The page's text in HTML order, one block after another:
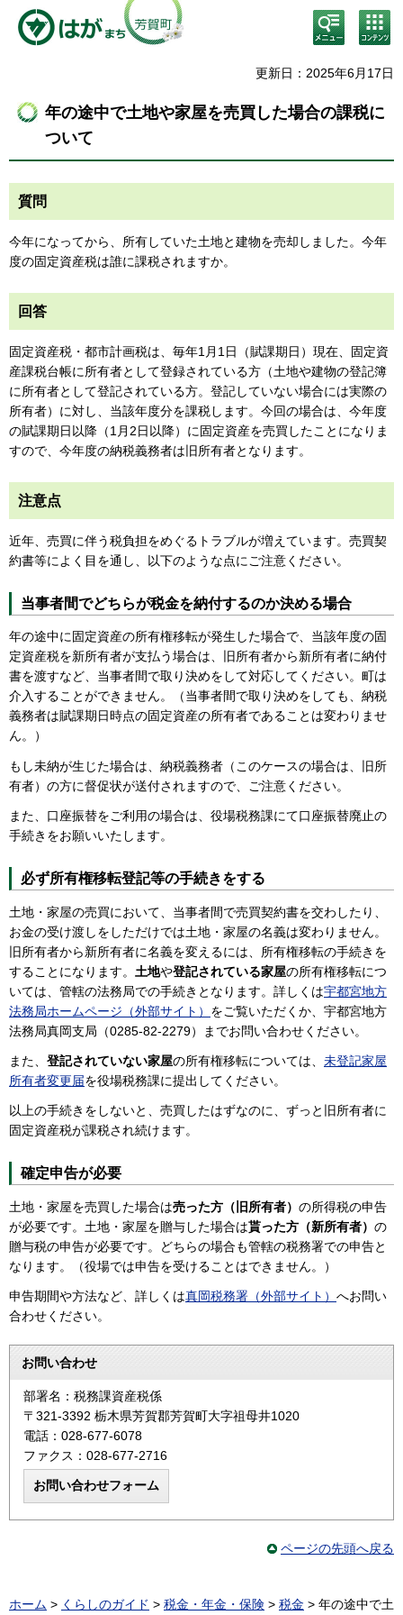
検
索・
メニ
コン
テン
ニュ
更新日：2025年6月17日
年の途中で土地や家屋を売買した場合の課税に
ついて
質問
今年になってから、所有していた土地と建物を売却しました。今年
度の固定資産税は誰に課税されますか。
回答
固定資産税・都市計画税は、毎年1月1日（賦課期日）現在、固定資
産課税台帳に所有者として登録されている方（土地や建物の登記簿
に所有者として登記されている方。登記していない場合には実際の
所有者）に対し、当該年度分を課税します。今回の場合は、今年度
の賦課期日以降（1月2日以降）に固定資産を売買したことになりま
すので、今年度の納税義務者は旧所有者となります。
注意点
近年、売買に伴う税負担をめぐるトラブルが増えています。売買契
約書等によく目を通し、以下のような点にご注意ください。
当事者間でどちらが税金を納付するのか決める場合
年の途中に固定資産の所有権移転が発生した場合で、当該年度の固
定資産税を新所有者が支払う場合は、旧所有者から新所有者に納付
書を渡すなど、当事者間で取り決めをして対応してください。町は
介入することができません。（当事者間で取り決めをしても、納税
義務者は賦課期日時点の固定資産の所有者であることは変わりませ
ん。）
もし未納が生じた場合は、納税義務者（このケースの場合は、旧所
有者）の方に督促状が送付されますので、ご注意ください。
また、口座振替をご利用の場合は、役場税務課にて口座振替廃止の
手続きをお願いいたします。
必ず所有権移転登記等の手続きをする
土地・家屋の売買において、当事者間で売買契約書を交わしたり、
お金の受け渡しをしただけでは土地・家屋の名義は変わりません。
旧所有者から新所有者に名義を変えるには、所有権移転の手続きを
することになります。 土地や登記されている家屋の所有権移転につ
いては、管轄の法務局での手続きとなります。詳しくは宇都宮地方
法務局ホームページ（外部サイト） をご覧いただくか、宇都宮地方
法務局真岡支局（0285-82-2279）までお問い合わせください。
また、 登記されていない家屋の所有権移転については、 未登記家屋
所有者変更届を役場税務課に提出してください。
以上の手続きをしないと、売買したはずなのに、ずっと旧所有者に
固定資産税が課税され続けます。
確定申告が必要
土地・家屋を売買した場合は売った方（旧所有者） の所得税の申告
が必要です。土地・家屋を贈与した場合は貰った方（新所有者） の
贈与税の申告が必要です。どちらの場合も管轄の税務署での申告と
なります。（役場では申告を受けることはできません。）
申告期間や方法など、詳しくは真岡税務署（外部サイト） へお問い
合わせください。
お問い合わせ
部署名：税務課資産税係
〒321-3392 栃木県芳賀郡芳賀町大字祖母井1020
電話：028-677-6078
ファクス：028-677-2716
ページの先頭へ戻る
ホーム > くらしのガイド > 税金・年金・保険 > 税金 > 年の途中で土